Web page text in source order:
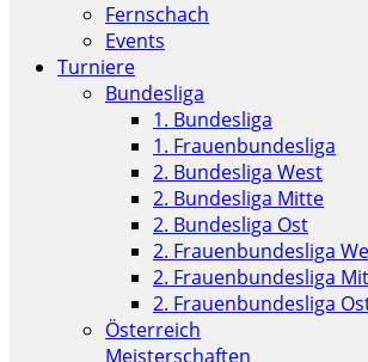
Fernschach
Events
Turniere
Bundesliga
1. Bundesliga
1. Frauenbundesliga
2. Bundesliga West
2. Bundesliga Mitte
2. Bundesliga Ost
2. Frauenbundesliga
2. Frauenbundesliga
2. Frauenbundesliga
Österreich
Meisterschaften